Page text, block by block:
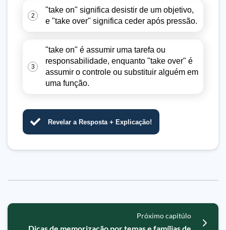
2
"take on" significa desistir de um objetivo,
e "take over" significa ceder após pressão.
3
"take on" é assumir uma tarefa ou
responsabilidade, enquanto "take over" é
assumir o controle ou substituir alguém em
uma função.
Revelar a Resposta + Explicação!
Próximo capitúlo